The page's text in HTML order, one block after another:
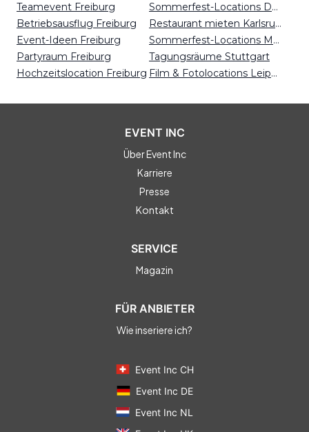
Teamevent Freiburg
Betriebsausflug Freiburg
Event-Ideen Freiburg
Partyraum Freiburg
Hochzeitslocation Freiburg
Sommerfest-Locations Dortmund
Restaurant mieten Karlsruhe
Sommerfest-Locations Münster
Tagungsräume Stuttgart
Film & Fotolocations Leipzig
EVENT INC
Über Event Inc
Karriere
Presse
Kontakt
SERVICE
Magazin
FÜR ANBIETER
Wie inseriere ich?
Event Inc CH
Event Inc DE
Event Inc NL